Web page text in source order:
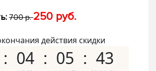
700 р.250 руб.
действия скидки
04 05 42